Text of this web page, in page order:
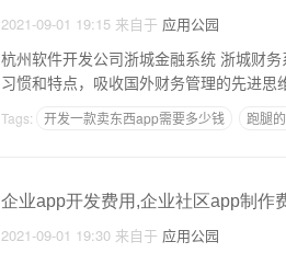
2021-09-01 19:15 来自于 应用公园
杭州软件开发公司浙城金融系统 浙城财务系统V02是根据我国新的会计制度和税收制度，结合企业，财务管理的
习惯和特点，吸收国外财务管理的先进
Tags: 开发一款卖东西app需要多少钱 跑腿
企业app开发费用,企业社区app制作
2021-09-01 19:30 来自于 应用公园